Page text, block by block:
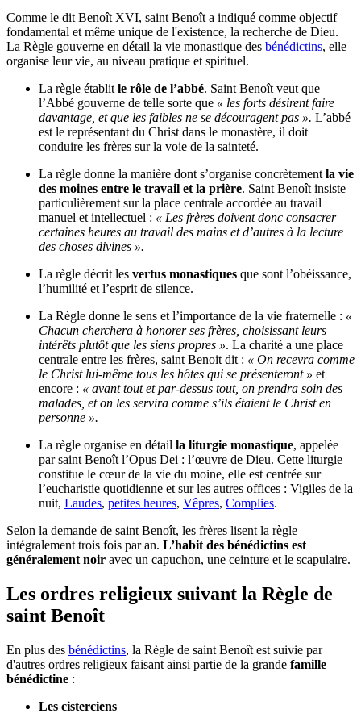
Comme le dit Benoît XVI, saint Benoît a indiqué comme objectif
fondamental et même unique de l'existence, la recherche de Dieu.
La Règle gouverne en détail la vie monastique des bénédictins, elle
organise leur vie, au niveau pratique et spirituel.
La règle établitle rôle de l’abbé. Saint Benoît veut que
l’Abbé gouverne de telle sorte que « les forts désirent faire
davantage, et que les faibles ne se découragent pas ». L’abbé
est le représentant du Christ dans le monastère, il doit
conduire les frères sur la voie de la sainteté.
La règle donne la manière dont s’organise concrètementla vie
des moines entre le travail et la prière. Saint Benoît insiste
particulièrement sur la place centrale accordée au travail
manuel et intellectuel : « Les frères doivent donc consacrer
certaines heures au travail des mains et d’autres à la lecture
des choses divines ».
La règle décrit les vertus monastiques que sont l’obéissance,
l’humilité et l’esprit de silence.
La Règle donne le sens et l’importance de la vie fraternelle : «
Chacun cherchera à honorer ses frères, choisissant leurs
intérêts plutôt que les siens propres ». La charité a une place
centrale entre les frères, saint Benoit dit : « On recevra comme
le Christ lui-même tous les hôtes qui se présenteront » et
encore : « avant tout et par-dessus tout, on prendra soin des
malades, et on les servira comme s’ils étaient le Christ en
personne ».
La règle organise en détail la liturgie monastique, appelée
par saint Benoît l’Opus Dei : l’œuvre de Dieu. Cette liturgie
constitue le cœur de la vie du moine, elle est centrée sur
l’eucharistie quotidienne et sur les autres offices : Vigiles de la
nuit, Laudes, petites heures, Vêpres, Complies.
Selon la demande de saint Benoît, les frères lisent la règle
intégralement trois fois par an. L’habit des bénédictins est
généralement noir avec un capuchon, une ceinture et le scapulaire.
Les ordres religieux suivant la Règle de
saint Benoît
En plus des bénédictins, la Règle de saint Benoît est suivie par
d'autres ordres religieux faisant ainsi partie de la grande famille
bénédictine :
Les cisterciens